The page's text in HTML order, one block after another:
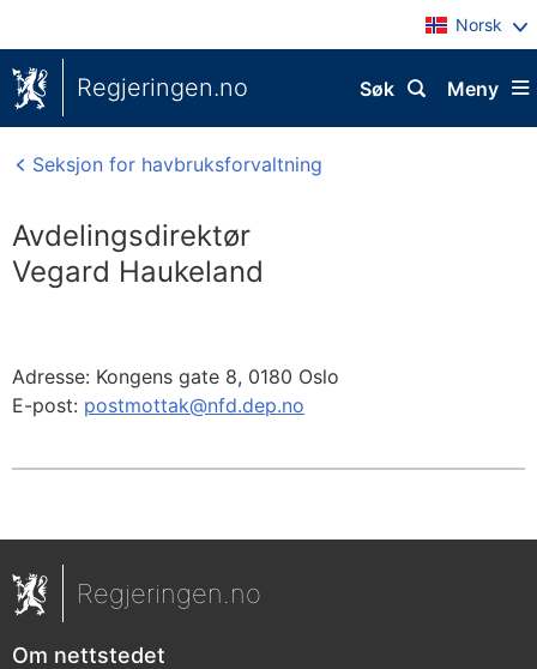
Norsk
Regjeringen.no Meny
Søk
Seksjon for havbruksforvaltning
Avdelingsdirektør
Vegard Haukeland
Adresse: Kongens gate 8, 0180 Oslo
E-post: postmottak@nfd.dep.no
Regjeringen.no
Om nettstedet